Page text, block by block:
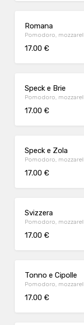
Romana
Pomodoro,
17.00 €
Speck e Brie
Pomodoro,
17.00 €
Speck e Zola
Pomodoro,
17.00 €
Svizzera
Pomodoro,
17.00 €
Tonno e Cipolle
Pomodoro,
17.00 €